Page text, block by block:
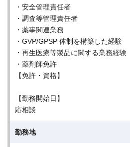
・安全管理責任者
・調査等管理責任者
・薬事関連業務
・GVP/GPSP 体制を構築した経験
・再生医療等製品に関する業務経験
・薬剤師免許
【免許・資格】
【勤務開始日】
応相談
勤務地